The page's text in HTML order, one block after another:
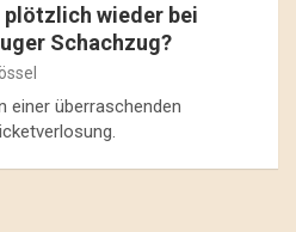
plötzlich wieder bei
Schachzug?
einer überraschenden